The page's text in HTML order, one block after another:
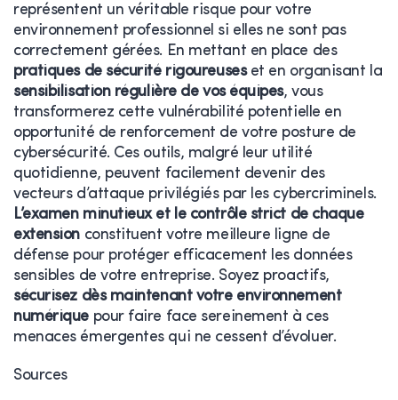
représentent un véritable risque pour votre
environnement professionnel si elles ne sont pas
correctement gérées. En mettant en place des
pratiques de sécurité rigoureuseset en organisant la
sensibilisation régulière de vos équipes, vous
transformerez cette vulnérabilité potentielle en
opportunité de renforcement de votre posture de
cybersécurité. Ces outils, malgré leur utilité
quotidienne, peuvent facilement devenir des
vecteurs d’attaque privilégiés par les cybercriminels.
L’examen minutieux et le contrôle strict de chaque
extensionconstituent votre meilleure ligne de
défense pour protéger efficacement les données
sensibles de votre entreprise. Soyez proactifs,
sécurisez dès maintenant votre environnement
numériquepour faire face sereinement à ces
menaces émergentes qui ne cessent d’évoluer.
Sources